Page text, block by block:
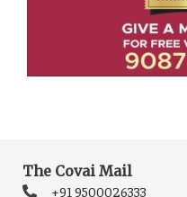
The Covai Mail
+91 9500026333